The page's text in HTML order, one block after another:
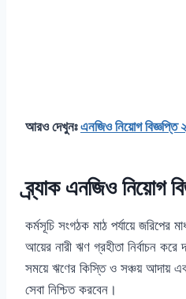
আরও দেখুনঃএনজিও নিয়োগ বিজ্ঞপ্তি
ব্র্যাক এনজিও নিয়োগ
কর্মসূচি সংগঠক মাঠ পর্যায়ে জরিপের
আয়ের নারী ঋণ গ্রহীতা নির্বাচন করে
সময়ে ঋণের কিস্তি ও সঞ্চয় আদায়
সেবা নিশ্চিত করবেন।